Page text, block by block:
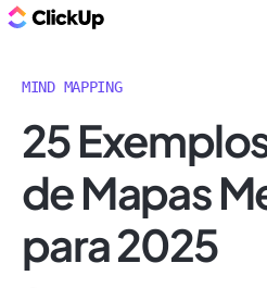
MIND MAPPING
25
de Mapas
para 2025